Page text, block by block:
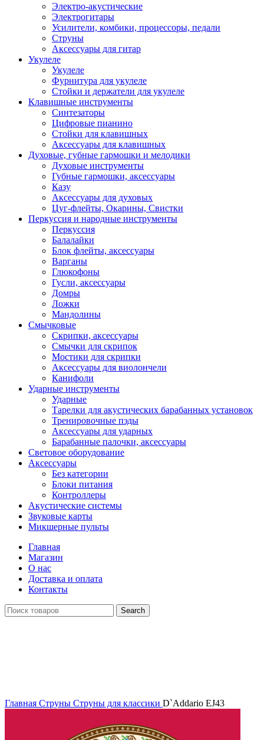
Электро-акустические
Электрогитары
Усилители, комбики, процессоры, педали
Струны
Аксессуары для гитар
Укулеле
Укулеле
Фурнитура для укулеле
Стойки и держатели для укулеле
Клавишные инструменты
Синтезаторы
Цифровые пианино
Стойки для клавишных
Аксессуары для клавишных
Духовые, губные гармошки и мелодики
Духовые инструменты
Губные гармошки, аксессуары
Казу
Аксессуары для духовых
Цуг-флейты, Окарины, Свистки
Перкуссия и народные инструменты
Перкуссия
Балалайки
Блок флейты, аксессуары
Варганы
Глюкофоны
Гусли, аксессуары
Домры
Ложки
Мандолины
Смычковые
Скрипки, аксессуары
Смычки для скрипок
Мостики для скрипки
Аксессуары для виолончели
Канифоли
Ударные инструменты
Ударные
Тарелки для акустических барабанных установок
Тренировочные пэды
Аксессуары для ударных
Барабанные палочки, аксессуары
Световое оборудование
Аксессуары
Без категории
Блоки питания
Контроллеры
Акустические системы
Звуковые карты
Микшерные пульты
Главная
Магазин
О нас
Доставка и оплата
Контакты
Search
Главная Струны Струны для классики D`Addario EJ43